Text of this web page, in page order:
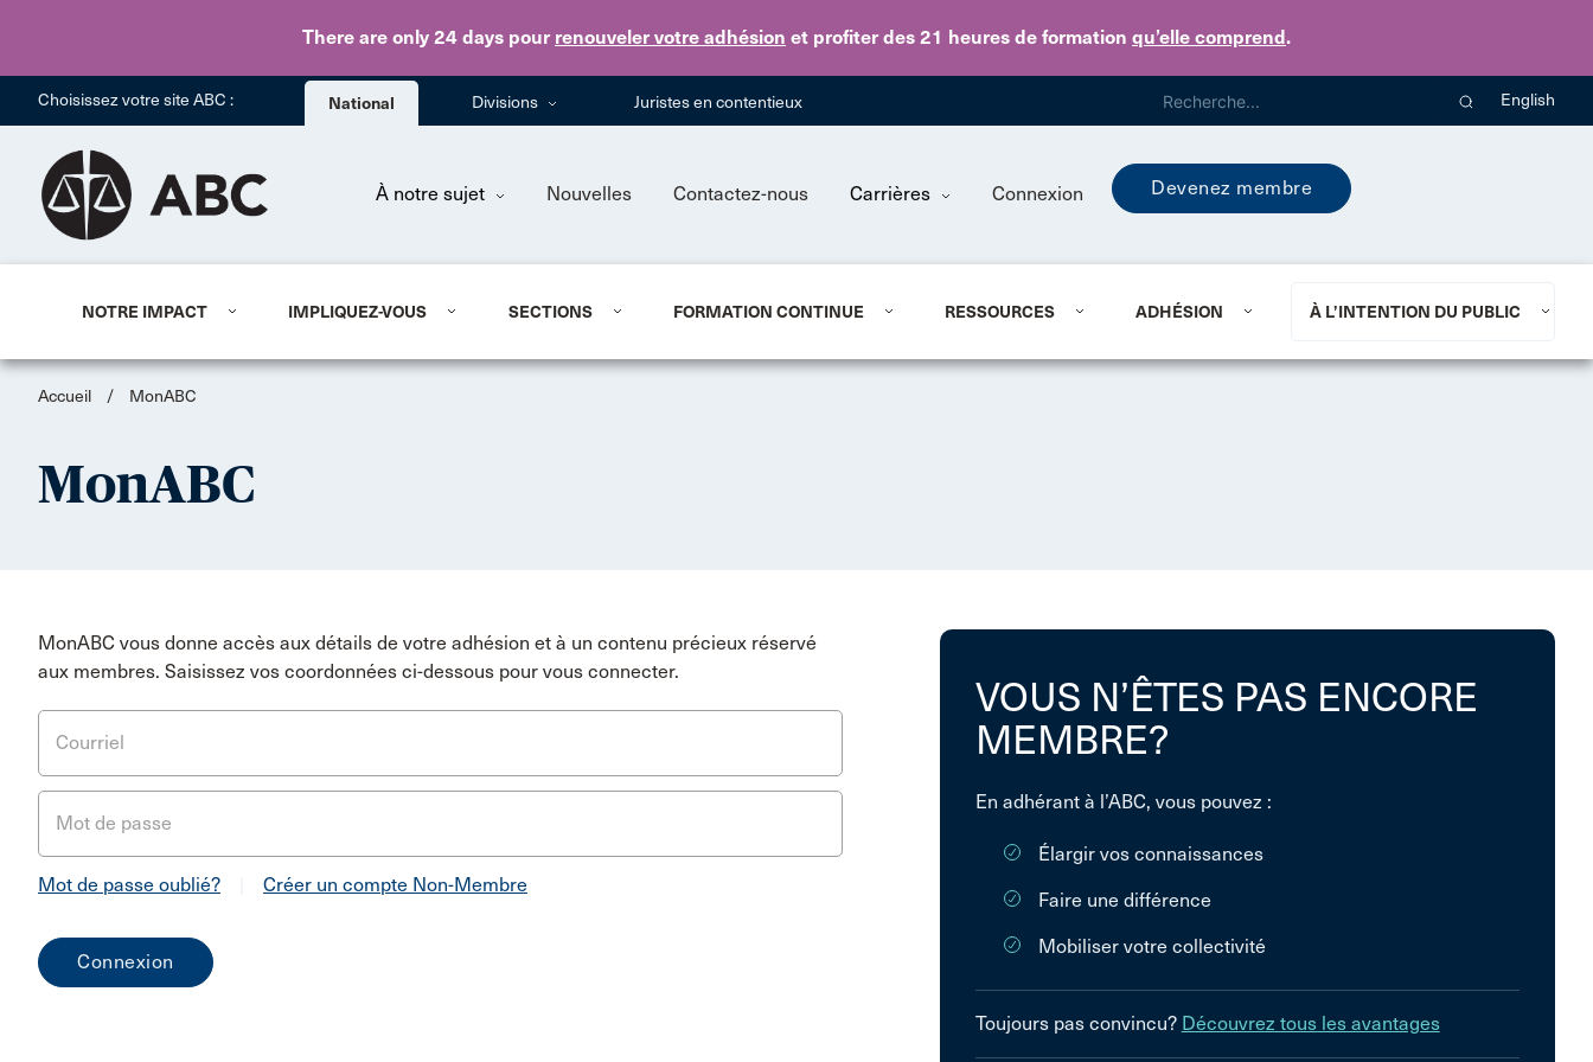
There are only 24 days pour renouveler votre adhésion et profiter des 21 heures de formation qu’elle comprend.
Skip to main content
Choisissez votre site ABC : National Divisions Juristes en contentieux English
À notre sujet Nouvelles Contactez-nous Carrières Connexion Devenez membre
NOTRE IMPACT IMPLIQUEZ-VOUS SECTIONS FORMATION CONTINUE RESSOURCES ADHÉSION À L’INTENTION DU PUBLIC
Accueil / MonABC
MonABC
MonABC vous donne accès aux détails de votre adhésion et à un contenu précieux réservé
aux membres. Saisissez vos coordonnées ci-dessous pour vous connecter.
Courriel
Mot de passe
Mot de passe oublié? Créer un compte Non-Membre
VOUS N’ÊTES PAS ENCORE
MEMBRE?
En adhérant à l’ABC, vous pouvez :
Élargir vos connaissances
Faire une différence
Mobiliser votre collectivité
Toujours pas convincu? Découvrez tous les avantages